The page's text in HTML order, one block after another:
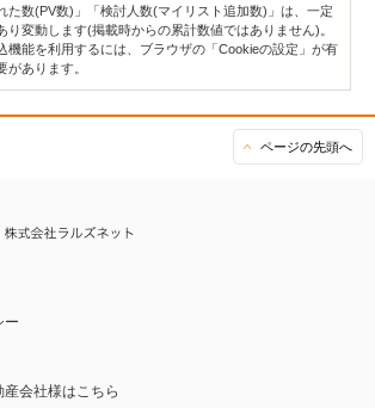
た数(PV数)」「検討人数(マイリスト追加数)」は、一定
り変動します(掲載時からの累計数値ではありません)。
機能を利用するには、ブラウザの「Cookieの設定」が有
があります。
ページの先頭へ
ー
会社様はこちら